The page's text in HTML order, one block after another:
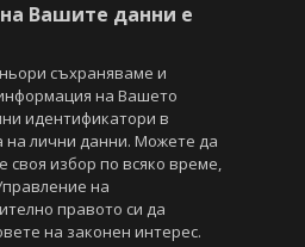
Всички права запазени.
условия
данни
и технологиите, използвани в него, са
право и сродните му права.
и други текстови, графични и
Вашите данни е
съхраняваме и
на Вашето
идентификатори в
на лични данни. Можете да
своя избор по всяко време,
на
правото си да
на законен интерес.